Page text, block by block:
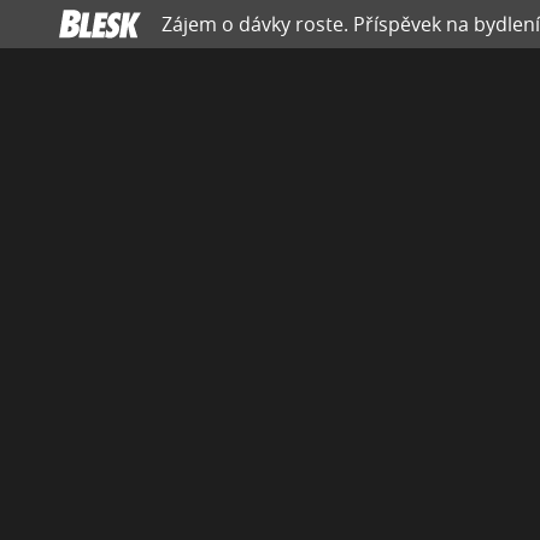
Zájem o dávky roste. Příspěvek na